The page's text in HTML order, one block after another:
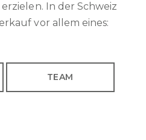
In der Schweiz
vor allem eines:
TEAM